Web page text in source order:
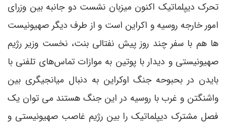
تحرک دیپلماتیک اکنون میزبان نشست دو جانبه بین وزرای
امور خارجه روسیه و اکراین است و از طرف دیگر صهیونیست
ها هم با سفر چند روز پیش نفتالی بنت، نخست وزیر رژیم
صهیونیستی و دیدار با پوتین به موازات تماس‌های تلفنی با
بایدن در بحبوحه جنگ اوکراین به دنبال میانجیگری بین
واشنگتن و غرب با روسیه در این جنگ هستند می توان یک
فصل مشترک دیپلماتیک را بین رژیم غاصب صهیونیستی و